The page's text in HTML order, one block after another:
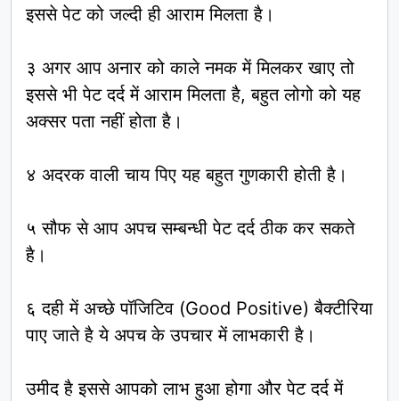
इससे पेट को जल्दी ही आराम मिलता है।
३ अगर आप अनार को काले नमक में मिलकर खाए तो
इससे भी पेट दर्द में आराम मिलता है, बहुत लोगो को यह
अक्सर पता नहीं होता है।
४ अदरक वाली चाय पिए यह बहुत गुणकारी होती है।
५ सौफ से आप अपच सम्बन्धी पेट दर्द ठीक कर सकते
है।
६ दही में अच्छे पॉजिटिव (Good Positive) बैक्टीरिया
पाए जाते है ये अपच के उपचार में लाभकारी है।
उमीद है इससे आपको लाभ हुआ होगा और पेट दर्द में